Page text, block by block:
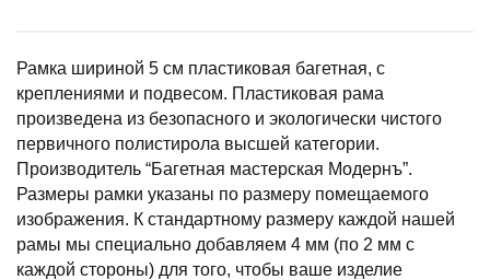
Рамка шириной 5 см пластиковая багетная, с
креплениями и подвесом. Пластиковая рама
произведена из безопасного и экологически чистого
первичного полистирола высшей категории.
Производитель “Багетная мастерская Модернъ”.
Размеры рамки указаны по размеру помещаемого
изображения. К стандартному размеру каждой нашей
рамы мы специально добавляем 4 мм (по 2 мм с
каждой стороны) для того, чтобы ваше изделие